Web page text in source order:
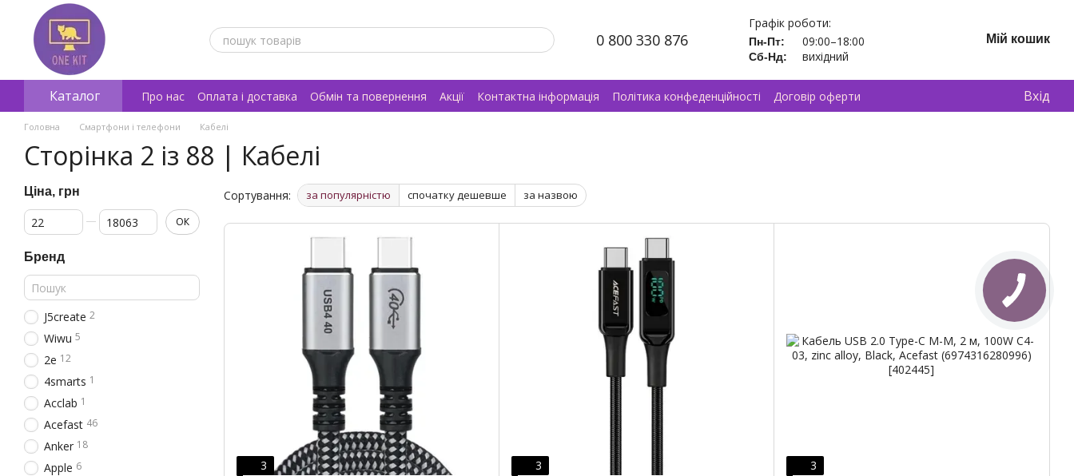
Перейти к основному контенту
0 800 330 876
Графік роботи:
Пн-Пт: 09:00–18:00
Сб-Нд: вихідний
Мій кошик
Каталог Про нас Оплата і доставка Обмін та повернення Акції Контактна інформація Політика конфеденційності
Договір оферти
Відгуки про магазин
Вхід
Головна Смартфони і телефони Кабелі
Сторінка 2 із 88 | Кабелі
Сортування: за популярністю спочатку дешевше за назвою
3 3 3
Ціна, грн
От Ціна, грн
До Ціна, грн ОК
Бренд
J5create 2
Wiwu 5
2e 12
4smarts 1
Acclab 1
Acefast 46
Anker 18
Apple 6